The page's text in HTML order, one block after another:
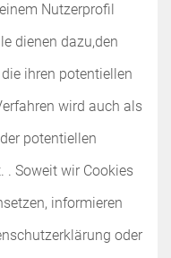
Nutzerprofil
dienen dazu,den
ihren potentiellen
wird auch als
potentiellen
. Soweit wir Cookies
informieren
oder